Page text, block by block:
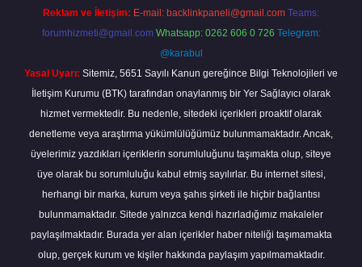
Reklam ve İletişim: E-mail: backlinkpaneli@gmail.com Teams:
forumhizmeti@gmail.com Whatsapp: 0262 606 0 726 Telegram:
@karabul
Yasal Uyarı: Sitemiz, 5651 Sayılı Kanun gereğince Bilgi Teknolojileri ve
İletişim Kurumu (BTK) tarafından onaylanmış bir Yer Sağlayıcı olarak
hizmet vermektedir. Bu nedenle, sitedeki içerikleri proaktif olarak
denetleme veya araştırma yükümlülüğümüz bulunmamaktadır. Ancak,
üyelerimiz yazdıkları içeriklerin sorumluluğunu taşımakta olup, siteye
üye olarak bu sorumluluğu kabul etmiş sayılırlar. Bu internet sitesi,
herhangi bir marka, kurum veya şahıs şirketi ile hiçbir bağlantısı
bulunmamaktadır. Sitede yalnızca kendi hazırladığımız makaleler
paylaşılmaktadır. Burada yer alan içerikler haber niteliği taşımamakta
olup, gerçek kurum ve kişiler hakkında paylaşım yapılmamaktadır.